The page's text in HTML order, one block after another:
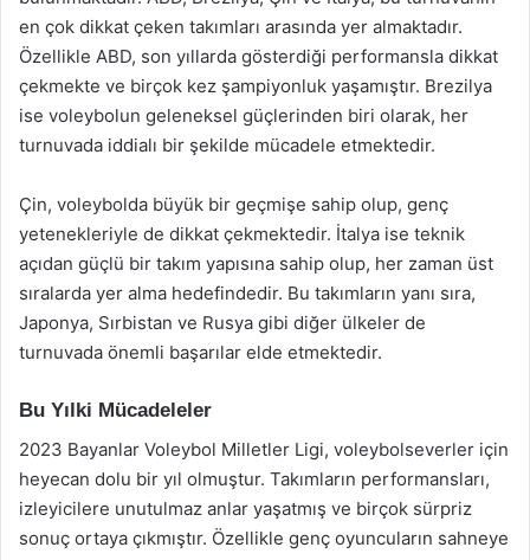
en çok dikkat çeken takımları arasında yer almaktadır.
Özellikle ABD, son yıllarda gösterdiği performansla dikkat
çekmekte ve birçok kez şampiyonluk yaşamıştır. Brezilya
ise voleybolun geleneksel güçlerinden biri olarak, her
turnuvada iddialı bir şekilde mücadele etmektedir.
Çin, voleybolda büyük bir geçmişe sahip olup, genç
yetenekleriyle de dikkat çekmektedir. İtalya ise teknik
açıdan güçlü bir takım yapısına sahip olup, her zaman üst
sıralarda yer alma hedefindedir. Bu takımların yanı sıra,
Japonya, Sırbistan ve Rusya gibi diğer ülkeler de
turnuvada önemli başarılar elde etmektedir.
Bu Yılki Mücadeleler
2023 Bayanlar Voleybol Milletler Ligi, voleybolseverler için
heyecan dolu bir yıl olmuştur. Takımların performansları,
izleyicilere unutulmaz anlar yaşatmış ve birçok sürpriz
sonuç ortaya çıkmıştır. Özellikle genç oyuncuların sahneye